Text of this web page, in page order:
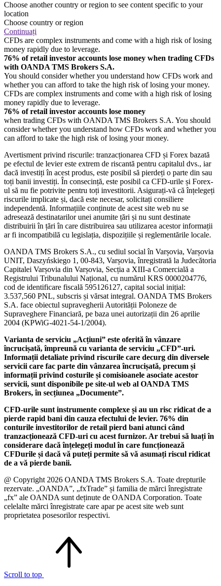
Choose another country or region to see content specific to your
location
Choose country or region
Continuați
CFDs are complex instruments and come with a high risk of losing
money rapidly due to leverage.
76% of retail investor accounts lose money when trading CFDs
with OANDA TMS Brokers S.A.
You should consider whether you understand how CFDs work and
whether you can afford to take the high risk of losing your money.
CFDs are complex instruments and come with a high risk of losing
money rapidly due to leverage.
76% of retail investor accounts lose money
when trading CFDs with OANDA TMS Brokers S.A. You should
consider whether you understand how CFDs work and whether you
can afford to take the high risk of losing your money.
Avertisment privind riscurile: tranzacționarea CFD și Forex bazată
pe efectul de levier este extrem de riscantă pentru capitalul dvs., iar
dacă investiți în acest produs, este posibil să pierdeți o parte din sau
toți banii investiți. În consecință, este posibil ca CFD-urile și Forex-
ul să nu fie potrivite pentru toți investitorii. Asigurați-vă că înțelegeți
riscurile implicate și, dacă este necesar, solicitați consiliere
independentă. Informațiile conținute de acest site web nu se
adresează destinatarilor unei anumite țări și nu sunt destinate
distribuirii în țări în care distribuirea sau utilizarea acestor informații
ar fi incompatibilă cu legislația, dispozițiile și reglementările locale.
OANDA TMS Brokers S.A., cu sediul social în Varșovia, Varșovia
UNIT, Daszyńskiego 1, 00-843, Varșovia, înregistrată la Judecătoria
Capitalei Varșovia din Varșovia, Secția a XIII-a Comercială a
Registrului Tribunalului Național, cu numărul KRS 0000204776,
cod de identificare fiscală 595126127, capital social inițial:
3.537,560 PNL, subscris și vărsat integral. OANDA TMS Brokers
S.A. face obiectul supravegherii Autorității Poloneze de
Supraveghere Financiară, pe baza unei autorizații din 26 aprilie
2004 (KPWiG-4021-54-1/2004).
Varianta de serviciu „Acțiuni” este oferită în vânzare
încrucișată, împreună cu varianta de serviciu „CFD”-uri.
Informații detaliate privind riscurile care decurg din diversele
servicii care fac parte din vânzarea încrucișată, precum și
informații privind costurile și comisioanele asociate acestor
servicii, sunt disponibile pe site-ul web al OANDA TMS
Brokers, în secțiunea „Documente”.
CFD-urile sunt instrumente complexe și au un risc ridicat de a
pierde rapid bani din cauza efectului de levier. 76% din
conturile investitorilor de retail pierd bani atunci când
tranzacționează CFD-uri cu acest furnizor. Ar trebui să luați în
considerare dacă înțelegeți modul în care funcționează
CFDurile și dacă vă puteți permite să vă asumați riscul ridicat
de a vă pierde banii.
@ Copyright 2026 OANDA TMS Brokers S.A. Toate drepturile
rezervate. „OANDA”, „fxTrade” și familia de mărci înregistrate
„fx” ale OANDA sunt deținute de OANDA Corporation. Toate
celelalte mărci înregistrate care apar pe acest site web sunt
proprietatea posesorilor respectivi.
Scroll to top